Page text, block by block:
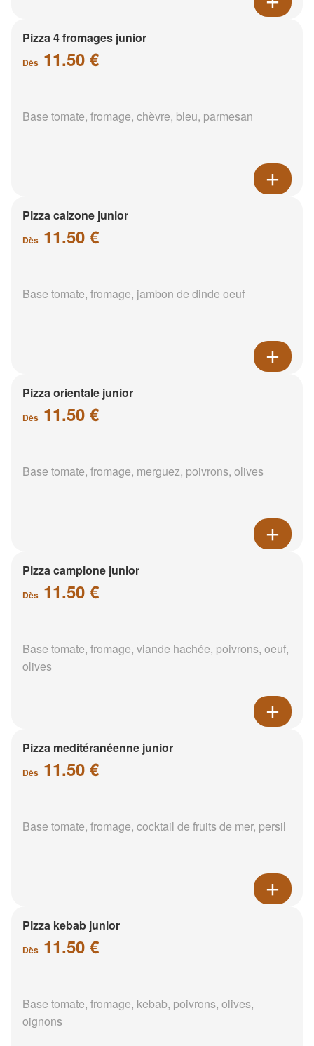
Pizza 4 fromages junior
Dès 11.50 €
Base tomate, fromage, chèvre, bleu, parmesan
Pizza calzone junior
Dès 11.50 €
Base tomate, fromage, jambon de dinde oeuf
Pizza orientale junior
Dès 11.50 €
Base tomate, fromage, merguez, poivrons, olives
Pizza campione junior
Dès 11.50 €
Base tomate, fromage, viande hachée, poivrons, oeuf,
olives
Pizza meditéranéenne junior
Dès 11.50 €
Base tomate, fromage, cocktail de fruits de mer, persil
Pizza kebab junior
Dès 11.50 €
Base tomate, fromage, kebab, poivrons, olives,
oignons